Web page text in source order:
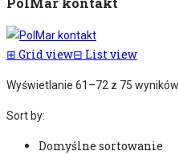
⊞ Grid view⊟ List view
Wyświetlanie 61–72 z 75 wyników
Sort by:
Domyślne sortowanie